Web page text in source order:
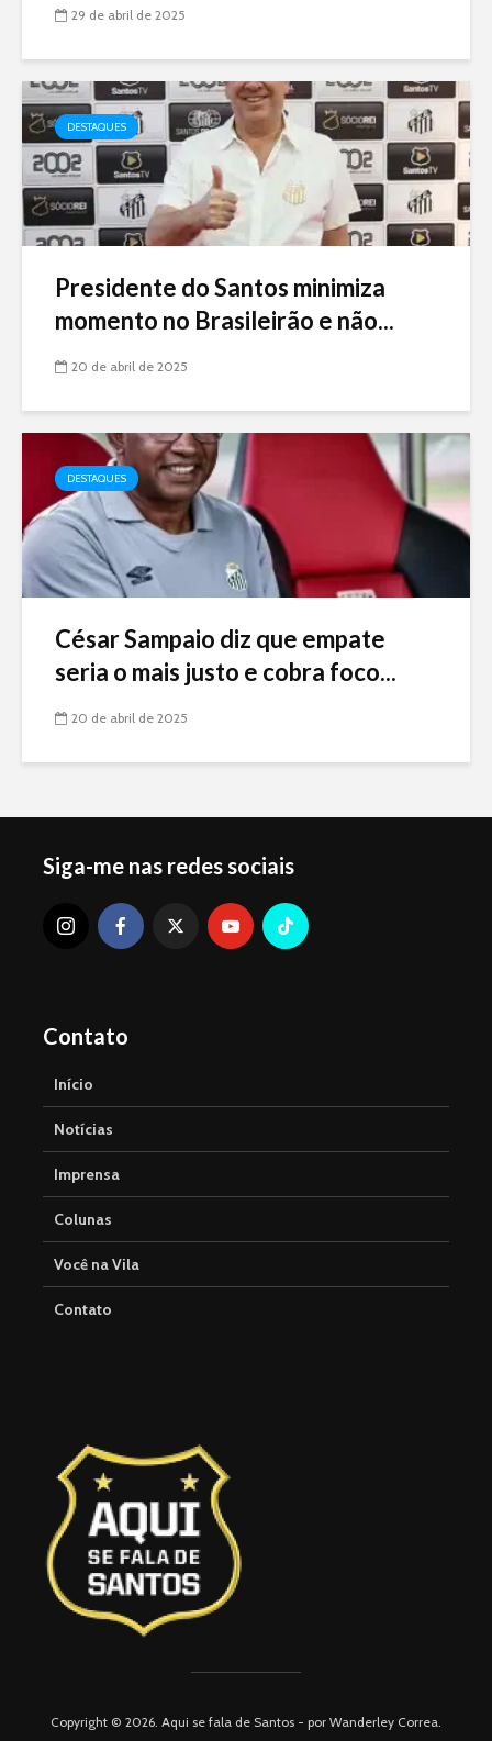
29 de abril de 2025
DESTAQUES
Presidente do Santos minimiza
momento no Brasileirão e não...
20 de abril de 2025
DESTAQUES
César Sampaio diz que empate
seria o mais justo e cobra foco...
20 de abril de 2025
Siga-me nas redes sociais
Contato
Início
Notícias
Imprensa
Colunas
Você na Vila
Contato
Copyright © 2026. Aqui se fala de Santos - por Wanderley Correa.